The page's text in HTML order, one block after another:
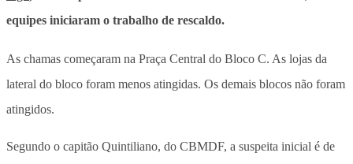
equipes iniciaram o trabalho de rescaldo.
As chamas começaram na Praça Central do Bloco C. As lojas da
lateral do bloco foram menos atingidas. Os demais blocos não foram
atingidos.
Segundo o capitão Quintiliano, do CBMDF, a suspeita inicial é de